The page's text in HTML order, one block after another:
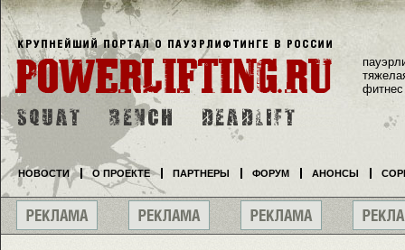
фитнес
НОВОСТИ О ПРОЕКТЕ ПАРТНЕРЫ ФОРУМ АНОНСЫ